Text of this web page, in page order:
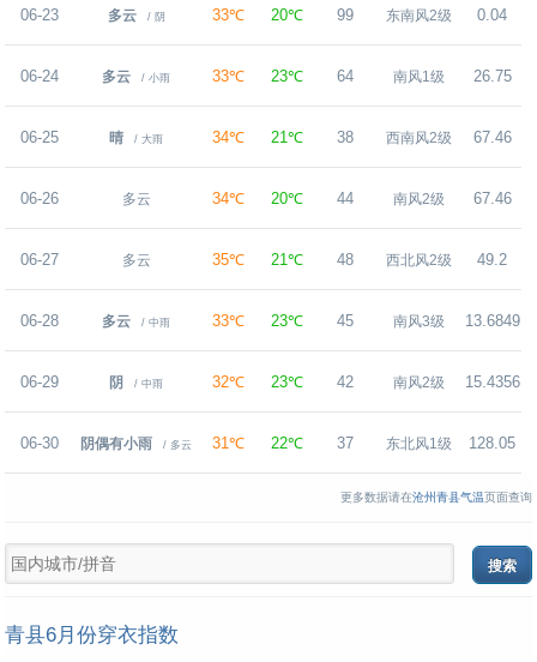
06-23 多云 / 阴 33℃ 20℃ 99 东南风2级 0.04
06-24 多云 / 小雨 33℃ 23℃ 64 南风1级 26.75
06-25 晴 / 大雨 34℃ 21℃ 38 西南风2级 67.46
06-26 多云 34℃ 20℃ 44 南风2级 67.46
06-27 多云 35℃ 21℃ 48 西北风2级 49.2
06-28 多云 / 中雨 33℃ 23℃ 45 南风3级 13.6849
06-29 阴 / 中雨 32℃ 23℃ 42 南风2级 15.4356
06-30 阴偶有小雨 / 多云 31℃ 22℃ 37 东北风1级 128.05
更多数据请在沧州青县气温页面查询
青县6月份穿衣指数